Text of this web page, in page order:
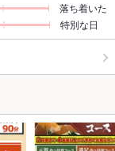
落ち着いた
特別な日